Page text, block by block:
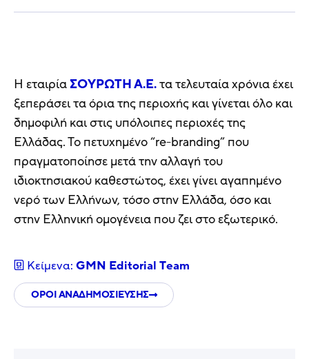
Η εταιρίαΣΟΥΡΩΤΗ Α.Ε.τα τελευταία χρόνια έχει
ξεπεράσει τα όρια της περιοχής και γίνεται όλο και
δημοφιλή και στις υπόλοιπες περιοχές της
Ελλάδας. Το πετυχημένο “re-branding” που
πραγματοποίησε μετά την αλλαγή του
ιδιοκτησιακού καθεστώτος, έχει γίνει αγαπημένο
νερό των Ελλήνων, τόσο στην Ελλάδα, όσο και
στην Ελληνική ομογένεια που ζει στο εξωτερικό.
Κείμενα: GMN Editorial Τeam
ΟΡΟΙ ΑΝΑΔΗΜΟΣΙΕΥΣΗΣ